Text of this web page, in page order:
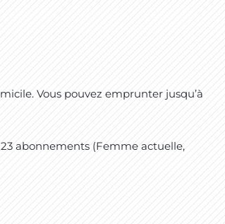
Vous pouvez emprunter jusqu’à
abonnements (Femme actuelle,